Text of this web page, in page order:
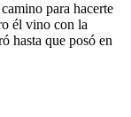
para hacerte
él vino con la
hasta que posó en